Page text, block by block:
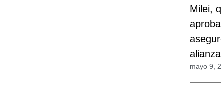
Milei,
mayo 9,